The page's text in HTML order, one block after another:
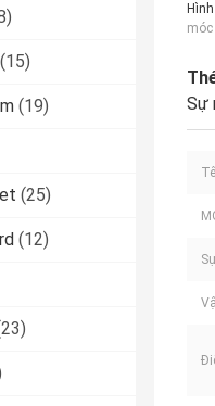
(15)
(19)
(25)
(12)
Sự